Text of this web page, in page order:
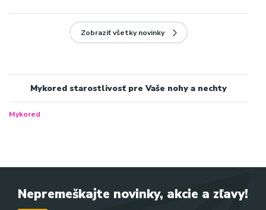
Zobraziť všetky novinky
Mykored starostlivosť pre Vaše nohy a nechty
Mykored
Nepremeškajte novinky, akcie a zľavy!